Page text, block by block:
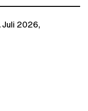
Juli 2026,